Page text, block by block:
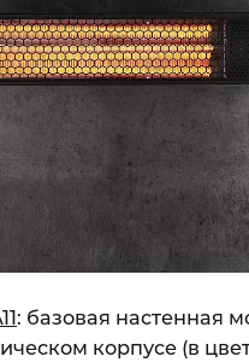
: базовая настенная
корпусе (в